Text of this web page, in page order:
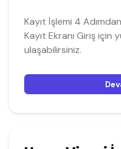
Kayıt İşlemi 4
Kayıt Ekranı Giriş için
ulaşabilirsiniz.